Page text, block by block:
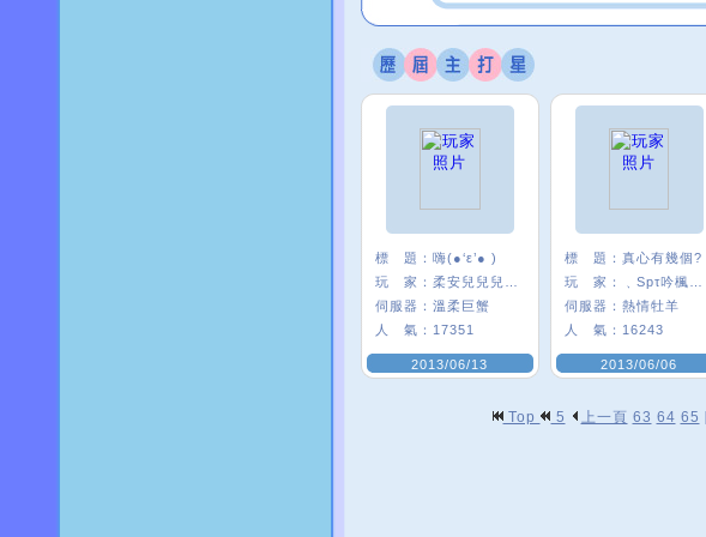
標 題： 嗨(●‘ε’● )
玩 家：
伺服器： 溫柔巨蟹
人 氣： 17351
2013/06/13
標 題： 真心有幾個?
玩 家：
伺服器： 熱情牡羊
人 氣： 16243
2013/06/06
Top 5 上一頁 63 64 65